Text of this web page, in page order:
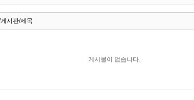
시판/제목
게시물이 없습니다.